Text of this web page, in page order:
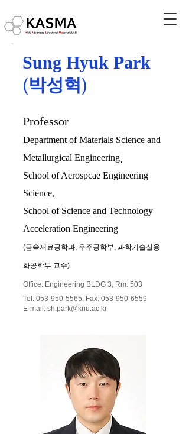
Sung Hyuk Park
(박성혁 )
Professor
Department of Materials Science and
Metallurgical Engineering
School of Aerospcae Engineering
Science,
School of Science and Technology
Acceleration Engineering
(금속재료공학과, 우주공학부, 과학기술실용
화공학부 교수)
Office: Engineering BLDG 3, Rm. 503
Tel: 053-950-5565, Fax: 053-950-6559
E-mail: sh.park@knu.ac.kr